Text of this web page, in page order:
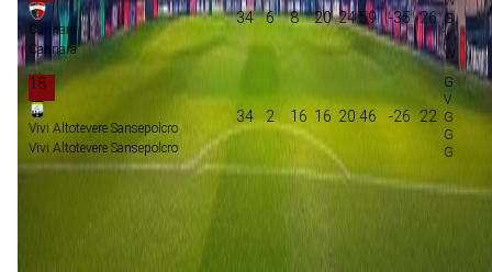
Cannara
Cannara
34 6 8 20 24:59 -35 26
18
Vivi Altotevere Sansepolcro
Vivi Altotevere Sansepolcro
34 2 16 16 20:46 -26 22